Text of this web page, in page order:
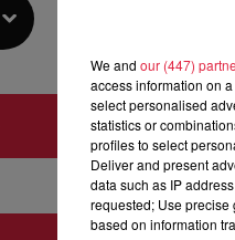
du23
au3
Parc
We and our (447)
access information on
select personalised
statistics or
profiles to select
Deliver and present
data such as IP
requested; Use precise
based on information